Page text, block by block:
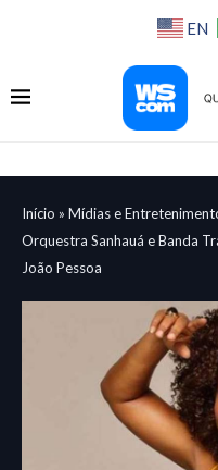
EN
Início » Mídias e
Orquestra Sanhauá e Banda
João Pessoa